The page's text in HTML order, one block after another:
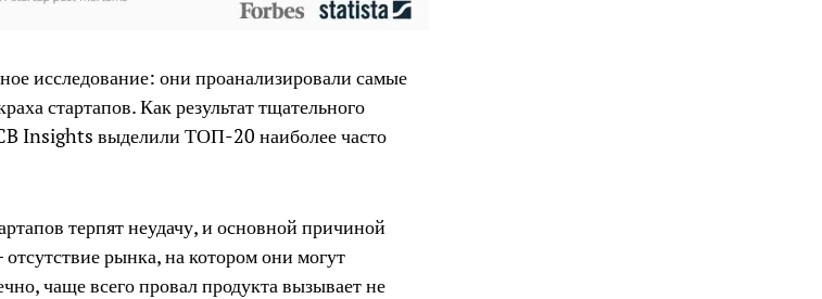
исследование: они проанализировали самые
стартапов. Как результат тщательного
Insights выделили ТОП-20 наиболее часто
терпят неудачу, и основной причиной
рынка, на котором они могут
чаще всего провал продукта вызывает не